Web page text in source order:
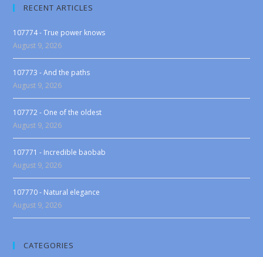
RECENT ARTICLES
107774 - True power knows
August 9, 2026
107773 - And the paths
August 9, 2026
107772 - One of the oldest
August 9, 2026
107771 - Incredible baobab
August 9, 2026
107770 - Natural elegance
August 9, 2026
CATEGORIES